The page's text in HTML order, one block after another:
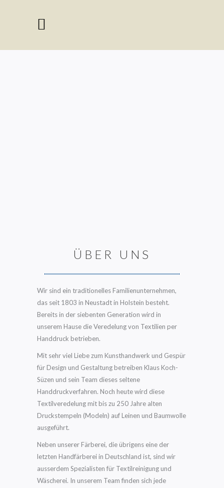
ÜBER UNS
Wir sind ein traditionelles Familienunternehmen,
das seit 1803 in Neustadt in Holstein besteht.
Bereits in der siebenten Generation wird in
unserem Hause die Veredelung von Textilien per
Handdruck betrieben.
Mit sehr viel Liebe zum Kunsthandwerk und Gespür
für Design und Gestaltung betreiben Klaus Koch-
Süzen und sein Team dieses seltene
Handdruckverfahren. Noch heute wird diese
Textilveredelung mit bis zu 250 Jahre alten
Druckstempeln (Modeln) auf Leinen und Baumwolle
ausgeführt.
Neben unserer Färberei, die übrigens eine der
letzten Handfärberei in Deutschland ist, sind wir
ausserdem Spezialisten für Textilreinigung und
Wäscherei. In unserem Team finden sich jede